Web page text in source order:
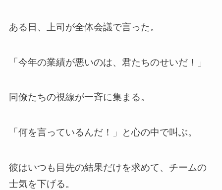
ある日、上司が全体会議で言った。
「今年の業績が悪いのは、君たちのせいだ！」
同僚たちの視線が一斉に集まる。
「何を言っているんだ！」と心の中で叫ぶ。
彼はいつも目先の結果だけを求めて、チームの
士気を下げる。